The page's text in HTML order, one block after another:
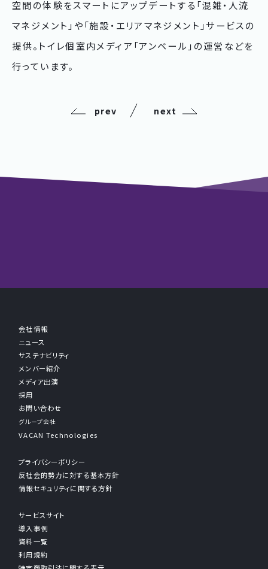
空間の体験をスマートにアップデートする「混雑・人流
マネジメント」や「施設・エリアマネジメント」サービスの
提供。トイレ個室内メディア「アンベール」の運営などを
行っています。
prev next
会社情報
ニュース
サステナビリティ
メンバー紹介
メディア出演
採用
お問い合わせ
グループ会社
VACAN Technologies
プライバシーポリシー
反社会的勢力に対する基本方針
情報セキュリティに関する方針
サービスサイト
導入事例
資料一覧
利用規約